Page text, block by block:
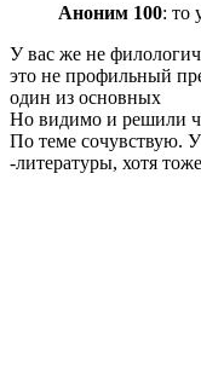
Аноним 100: то
У вас же не
это не профильный
один из основных
Но видимо и решили
По теме сочувствую.
-литературы, хотя